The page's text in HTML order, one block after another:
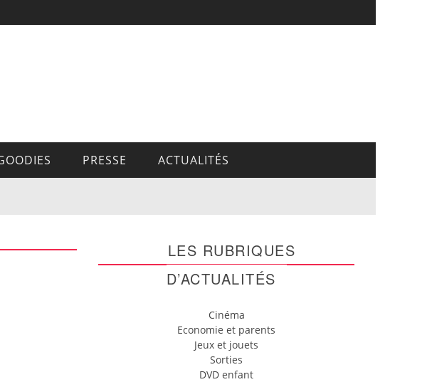
PRESSE ACTUALITÉS
LES RUBRIQUES
D’ACTUALITÉS
Cinéma
Economie et parents
Jeux et jouets
Sorties
DVD enfant